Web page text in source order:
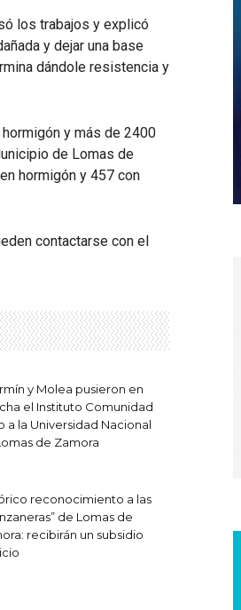
los trabajos y explicó
y dejar una base
dándole resistencia y
y más de 2400
de Lomas de
hormigón y 457 con
contactarse con el
y Molea pusieron en
el Instituto Comunidad
a la Universidad Nacional
de Zamora
reconocimiento a las
de Lomas de
recibirán un subsidio